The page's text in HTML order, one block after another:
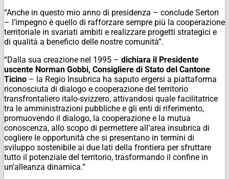
“Anche in questo mio anno di presidenza – conclude Sertori
– l’impegno è quello di rafforzare sempre più la cooperazione
territoriale in svariati ambiti e realizzare progetti strategici e
di qualità a beneficio delle nostre comunità”.
“Dalla sua creazione nel 1995 – dichiara il Presidente
uscente Norman Gobbi, Consigliere di Stato del Cantone
Ticino – la Regio Insubrica ha saputo ergersi a piattaforma
riconosciuta di dialogo e cooperazione del territorio
transfrontaliero italo-svizzero, attivandosi quale facilitatrice
tra le amministrazioni pubbliche e gli enti di riferimento,
promuovendo il dialogo, la cooperazione e la mutua
conoscenza, allo scopo di permettere all’area insubrica di
cogliere le opportunità che si presentano in termini di
sviluppo sostenibile ai due lati della frontiera per sfruttare
tutto il potenziale del territorio, trasformando il confine in
un’alleanza dinamica.“